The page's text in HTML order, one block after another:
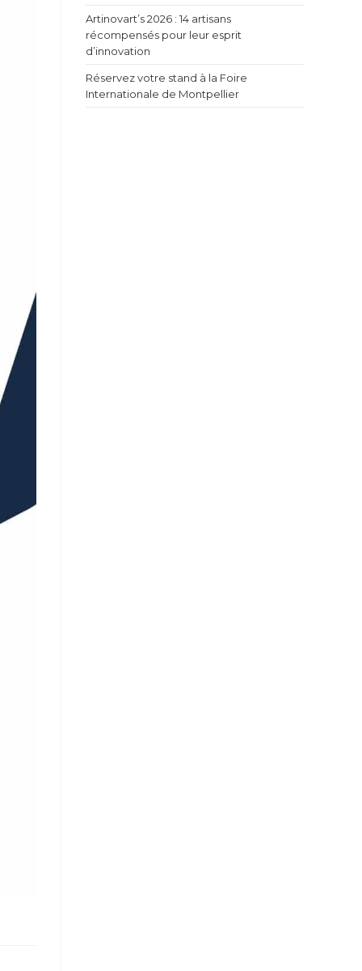
Artinovart’s 2026 : 14 artisans
récompensés pour leur esprit
d’innovation
Réservez votre stand à la Foire
Internationale de Montpellier